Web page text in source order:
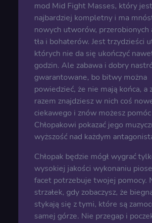
mod Mid Fight Masses, który jest
najbardziej kompletny i ma
nowych utworów, przerobionych
tła i bohaterów. Jest trzydzieści
których nie da się ukończyć
godzin. Ale zabawa i dobry
gwarantowane, bo bitwy można
powiedzieć, że nie mają końca, a
razem znajdziesz w nich coś
ciekawego i znów możesz pomóc
Chłopakowi pokazać jego
wyższość nad każdym
Chłopak będzie mógł wygrać
wysokiej jakości wykonaniu
facet potrzebuje twojej pomocy.
strzałek, gdy zobaczysz, że
stykają się z tymi, które są
samej górze. Nie przegap i